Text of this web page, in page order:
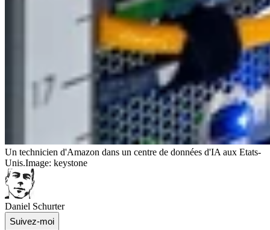
Un technicien d'Amazon dans un centre de données d'IA aux Etats-
Unis.Image: keystone
Daniel Schurter
Suivez-moi